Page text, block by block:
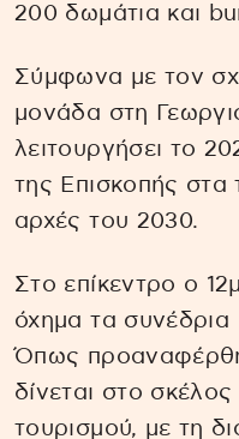
200 δωμάτια και
Σύμφωνα με τον
μονάδα στη
λειτουργήσει το
της Επισκοπής στα
αρχές του 2030.
Στο επίκεντρο ο
όχημα τα συνέδρια
Όπως
δίνεται στο
τουρισμού, με τη